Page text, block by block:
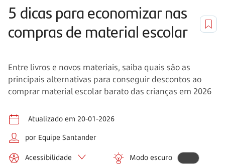
5 dicas para economizar nas
compras de material escolar
Entre livros e novos materiais, saiba quais são as
principais alternativas para conseguir descontos ao
comprar material escolar barato das crianças em 2026
Atualizado em 20-01-2026
por Equipe Santander
Acessibilidade Modo escuro